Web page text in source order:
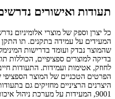
תעודות ואישורים
כל יצרן וספק של מוצרי אלומיניום
המעידים על עמידה בתקנים. תו התקן
שהמוצר נבדק ועומד בדרישות
בדיקה למוצרים ספציפיים, הכוללות
לחוזק, אטימות ועמידות. התעודות
הפרטים הטכניים של המוצר הספציפי
9001, המעידות על מערכת ניהול